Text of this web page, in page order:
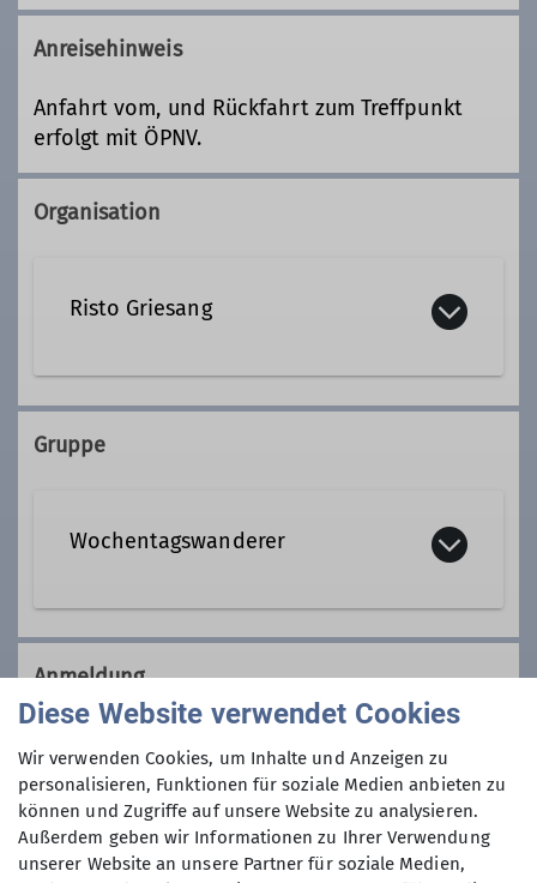
Anreisehinweis
Anfahrt vom, und Rückfahrt zum Treffpunkt
erfolgt mit ÖPNV.
Organisation
Risto Griesang
08806 5033194
Gruppe
Wochentagswanderer
Wir sind eine Gemeinschaft von
Wanderfreunden innerhalb der
Sektion, die
hauptsächlich jeden
Dienstag und Mittwoch, aber auch an
anderen Wochentagen in freier Natur
unterwegs sind.
Wer kann sich das wochentags
leisten?
Nun, alle die aus dem Berufsleben
Anmeldung
Anmeldung bis
10.03.2025
Diese Website verwendet Cookies
Wir verwenden Cookies, um Inhalte und Anzeigen zu
personalisieren, Funktionen für soziale Medien anbieten zu
können und Zugriffe auf unsere Website zu analysieren.
Außerdem geben wir Informationen zu Ihrer Verwendung
unserer Website an unsere Partner für soziale Medien,